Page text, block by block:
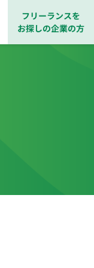
フリーランスを
お探しの企業の方